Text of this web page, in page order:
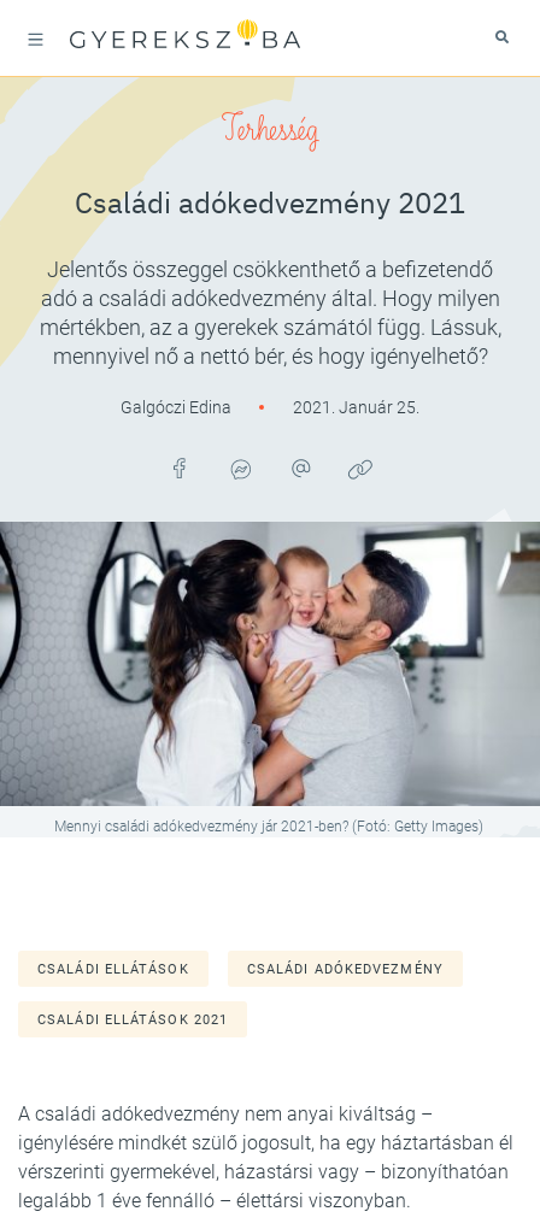
Terhesség
Családi adókedvezmény 2021
Jelentős összeggel csökkenthető a befizetendő
adó a családi adókedvezmény által. Hogy milyen
mértékben, az a gyerekek számától függ. Lássuk,
mennyivel nő a nettó bér, és hogy igényelhető?
Galgóczi Edina 2021. Január 25.
Mennyi családi adókedvezmény jár 2021-ben? (Fotó: Getty Images)
CSALÁDI ELLÁTÁSOK CSALÁDI ADÓKEDVEZMÉNY
CSALÁDI ELLÁTÁSOK 2021
A családi adókedvezmény nem anyai kiváltság –
igénylésére mindkét szülő jogosult, ha egy háztartásban él
vérszerinti gyermekével, házastársi vagy – bizonyíthatóan
legalább 1 éve fennálló – élettársi viszonyban.